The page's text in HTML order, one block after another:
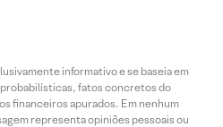
informativo e se baseia em
fatos concretos do
financeiros apurados. Em nenhum
representa opiniões pessoais ou